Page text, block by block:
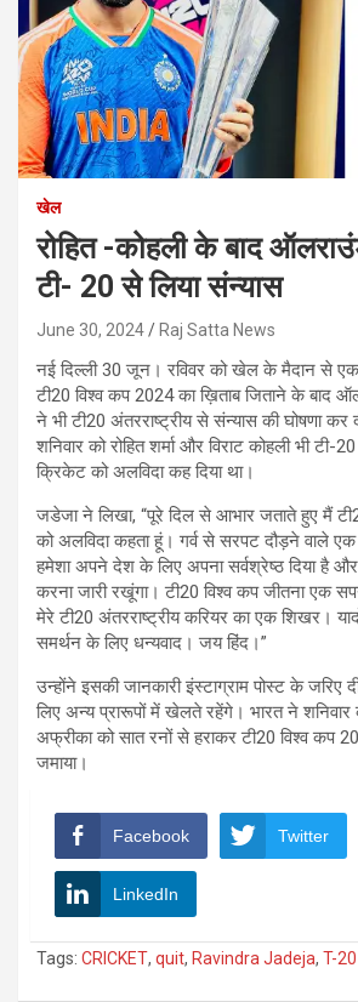
खेल
रोहित -कोहली के बाद
टी- 20 से लिया संन्यास
June 30, 2024 Raj Satta News
नई दिल्ली 30 जून। रविवर को खेल के मैदान से
टी20 विश्व कप 2024 का ख़िताब जिताने के बाद
ने भी टी20 अंतरराष्ट्रीय से संन्यास की घोषणा
शनिवार को रोहित शर्मा और विराट कोहली भी टी-20
क्रिकेट को अलविदा कह दिया था।
जडेजा ने लिखा, “पूरे दिल से आभार जताते हुए मैं
को अलविदा कहता हूं। गर्व से सरपट दौड़ने वाले
हमेशा अपने देश के लिए अपना सर्वश्रेष्ठ दिया है
करना जारी रखूंगा। टी20 विश्व कप जीतना एक
मेरे टी20 अंतरराष्ट्रीय करियर का एक शिखर।
समर्थन के लिए धन्यवाद। जय हिंद।”
उन्होंने इसकी जानकारी इंस्टाग्राम पोस्ट के जरिए
लिए अन्य प्रारूपों में खेलते रहेंगे। भारत ने शनिवार
अफ्रीका को सात रनों से हराकर टी20 विश्व कप
जमाया।
Facebook Twitter
LinkedIn
Tags: CRICKET, quit, Ravindra Jadeja, T-